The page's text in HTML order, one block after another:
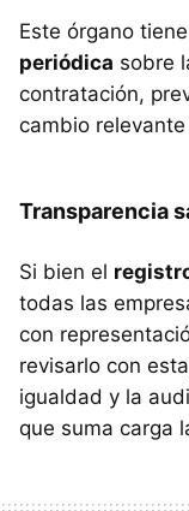
Este órgano
periódica sobre
contratación,
cambio
Transparencia
Si bien el
todas las
con
revisarlo con
igualdad y la
que suma carga